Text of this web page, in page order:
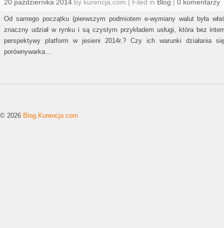
20 października 2014 by kurencja.com | Filed in Blog | 0 komentarzy
Od samego początku (pierwszym podmiotem e-wymiany walut była
znaczny udział w rynku i są czystym przykładem usługi, która bez
perspektywy platform w jesieni 2014r.? Czy ich warunki działania
porównywarka…
© 2026 Blog.Kurencja.com